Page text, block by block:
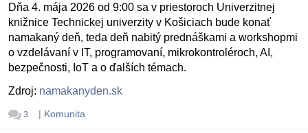
Dňa 4. mája 2026 od 9:00 sa v priestoroch Univerzitnej
knižnice Technickej univerzity v Košiciach bude konať
namakaný deň, teda deň nabitý prednáškami a workshopmi
o vzdelávaní v IT, programovaní, mikrokontroléroch, AI,
bezpečnosti, IoT a o ďalších témach.
Zdroj: namakanyden.sk
3 | Komunita